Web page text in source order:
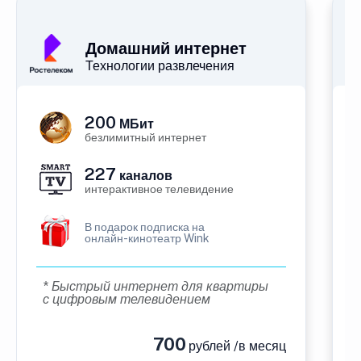
Домашний интернет
Технологии развлечения
200 МБит
безлимитный интернет
227 каналов
интерактивное телевидение
В подарок подписка на
онлайн-кинотеатр Wink
* Быстрый интернет для квартиры
с цифровым телевидением
700 рублей /в месяц